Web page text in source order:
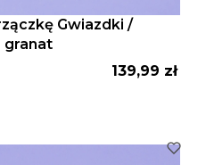
Gwiazdki /
granat
Cena
139,99 zł